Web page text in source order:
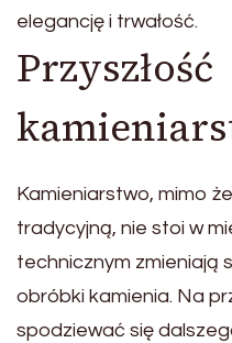
elegancję i trwałość.
Przyszłość
Kamieniarstwo, mimo
tradycyjną, nie stoi w
technicznym zmieniają
obróbki kamienia. Na
spodziewać się